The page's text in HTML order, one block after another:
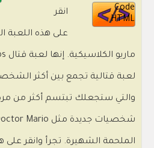
Code
HTML
انقر
على هذه اللعبة
والتي ستجعلك تبتسم أكثر من
الملحمة الشهيرة. تجرأ وانقر على